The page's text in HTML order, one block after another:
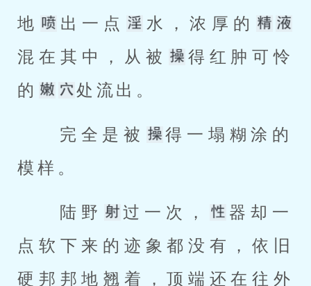
地
出一点
水，浓厚的
混在其中，从被
得红肿可怜
的
处流出。
完全是被
得一塌糊涂的
模样。
陆野 过一次，
器却一
点软下来的迹象都没有，依旧
硬邦邦地翘着，顶端还在往外